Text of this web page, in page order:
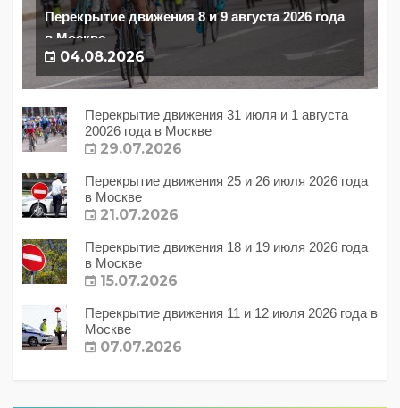
Перекрытие движения 8 и 9 августа 2026 года
в Москве
04.08.2026
Перекрытие движения 31 июля и 1 августа
20026 года в Москве
29.07.2026
Перекрытие движения 25 и 26 июля 2026 года
в Москве
21.07.2026
Перекрытие движения 18 и 19 июля 2026 года
в Москве
15.07.2026
Перекрытие движения 11 и 12 июля 2026 года в
Москве
07.07.2026